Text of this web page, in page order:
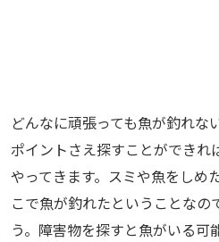
どんなに頑張っても魚が釣れな
ポイントさえ探すことができれ
やってきます。スミや魚をしめ
こで魚が釣れたということなの
う。障害物を探すと魚がいる可